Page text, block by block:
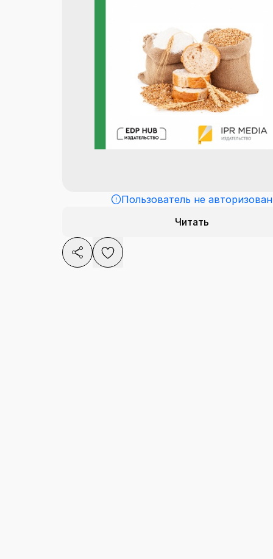
Пользователь не авторизован
Читать